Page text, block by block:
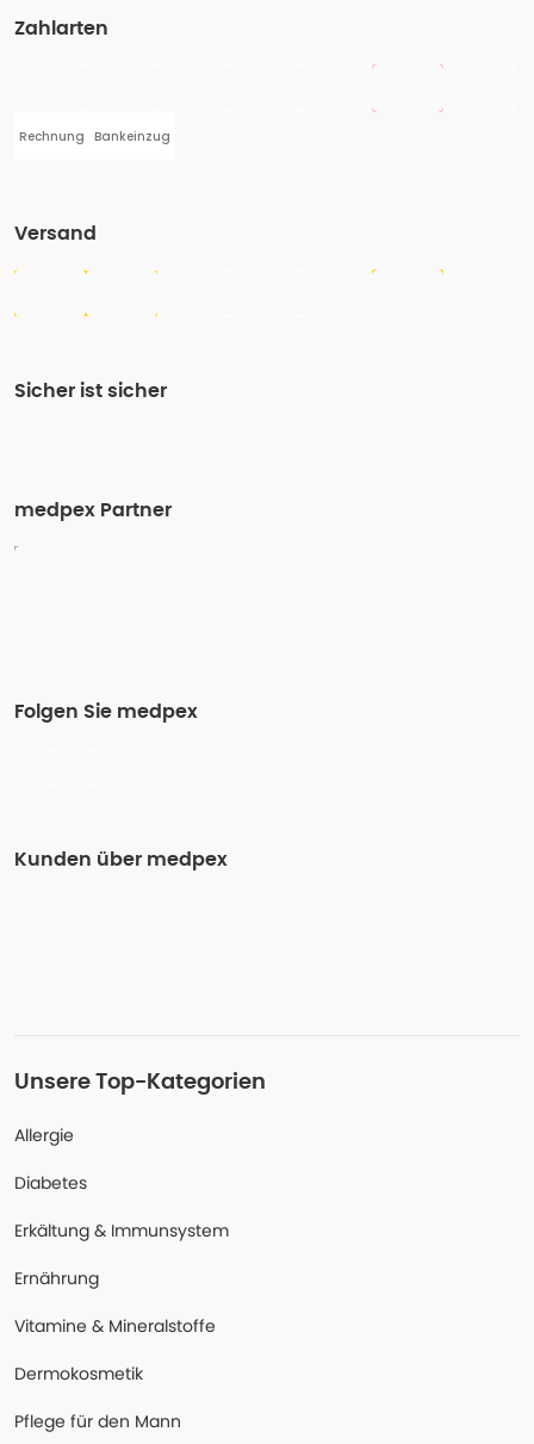
Zahlarten
Rechnung Bankeinzug
Versand
Sicher ist sicher
medpex Partner
Folgen Sie medpex
Kunden über medpex
Unsere Top-Kategorien
Allergie
Diabetes
Erkältung & Immunsystem
Ernährung
Vitamine & Mineralstoffe
Dermokosmetik
Pflege für den Mann